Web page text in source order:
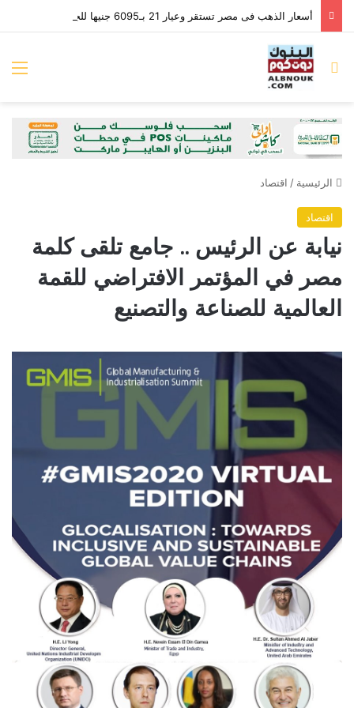
أسعار الذهب فى مصر تستقر وعيار 21 بـ6095 جنيها للجرام
بحث عن
الرئيسية / اقتصاد
اقتصاد
نيابة عن الرئيس .. جامع تلقى كلمة
مصر في المؤتمر الافتراضي للقمة
العالمية للصناعة والتصنيع